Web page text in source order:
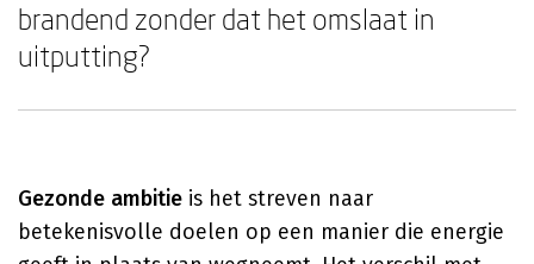
brandend zonder dat het omslaat in
uitputting?
Gezonde ambitie is het streven naar
betekenisvolle doelen op een manier die energie